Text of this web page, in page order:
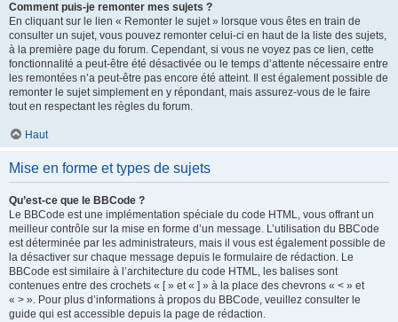
Comment puis-je remonter mes sujets ?
En cliquant sur le lien « Remonter le sujet » lorsque vous êtes en train de
consulter un sujet, vous pouvez remonter celui-ci en haut de la liste des sujets,
à la première page du forum. Cependant, si vous ne voyez pas ce lien, cette
fonctionnalité a peut-être été désactivée ou le temps d’attente nécessaire entre
les remontées n’a peut-être pas encore été atteint. Il est également possible de
remonter le sujet simplement en y répondant, mais assurez-vous de le faire
tout en respectant les règles du forum.
Haut
Mise en forme et types de sujets
Qu’est-ce que le BBCode ?
Le BBCode est une implémentation spéciale du code HTML, vous offrant un
meilleur contrôle sur la mise en forme d’un message. L’utilisation du BBCode
est déterminée par les administrateurs, mais il vous est également possible de
la désactiver sur chaque message depuis le formulaire de rédaction. Le
BBCode est similaire à l’architecture du code HTML, les balises sont
contenues entre des crochets « [ » et « ] » à la place des chevrons « < » et
« > ». Pour plus d’informations à propos du BBCode, veuillez consulter le
guide qui est accessible depuis la page de rédaction.